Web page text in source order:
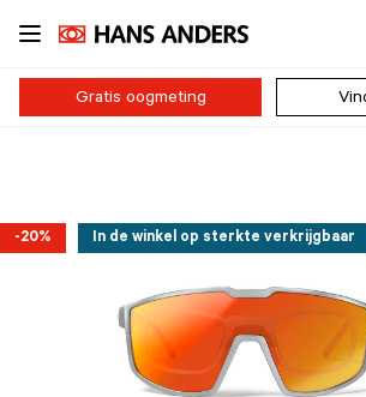
Ga
naar
inhoud
Gratis oogmeting
-20% In de winkel op sterkte verkrijgbaar